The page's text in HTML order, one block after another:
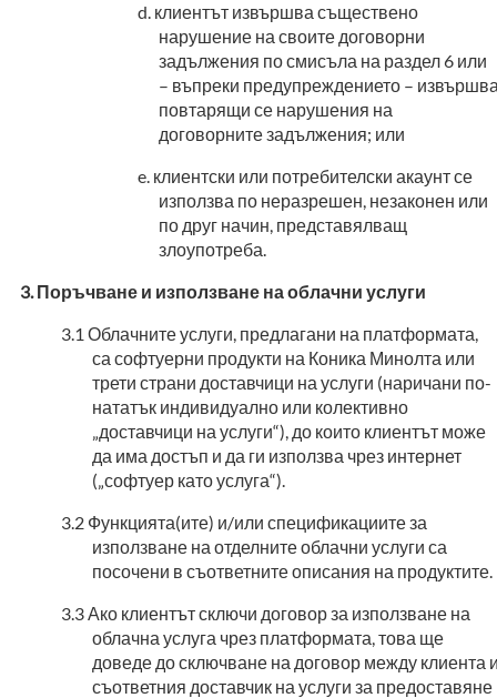
клиентът извършва съществено
нарушение на своите договорни
задължения по смисъла на раздел 6 или
– въпреки предупреждението –
повтарящи се нарушения на
договорните задължения; или
клиентски или потребителски акаунт се
използва по неразрешен, незаконен или
по друг начин, представялващ
злоупотреба.
Поръчване и използване на облачни услуги
Облачните услуги, предлагани на платформата,
са софтуерни продукти на Коника Минолта или
трети страни доставчици на услуги (наричани по-
нататък индивидуално или колективно
„доставчици на услуги“), до които клиентът може
да има достъп и да ги използва чрез интернет
(„софтуер като услуга“).
Функцията(ите) и/или спецификациите за
използване на отделните облачни услуги са
посочени в съответните описания на продуктите.
Ако клиентът сключи договор за използване на
облачна услуга чрез платформата, това ще
доведе до сключване на договор между клиента
съответния доставчик на услуги за предоставяне